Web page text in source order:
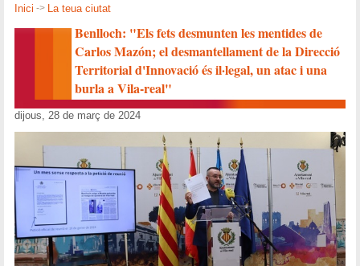
Inici -> La teua ciutat
Benlloch: "Els fets desmunten les mentides de
Carlos Mazón; el desmantellament de la Direcció
Territorial d'Innovació és il·legal, un atac i una
burla a Vila-real"
dijous, 28 de març de 2024